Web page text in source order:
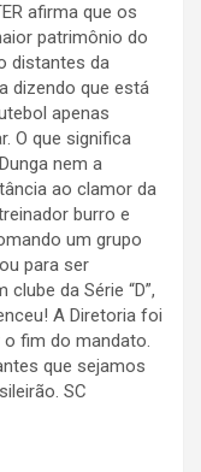
afirma que os
patrimônio do
distantes da
dizendo que está
apenas
O que significa
nem a
ao clamor da
burro e
um grupo
para ser
da Série “D”,
A Diretoria foi
fim do mandato.
que sejamos
SC